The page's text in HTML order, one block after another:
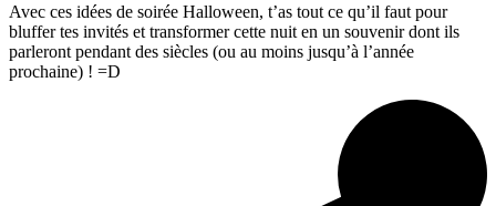
Avec ces idées de soirée Halloween, t’as tout ce qu’il faut pour
bluffer tes invités et transformer cette nuit en un souvenir dont ils
parleront pendant des siècles (ou au moins jusqu’à l’année
prochaine) ! =D